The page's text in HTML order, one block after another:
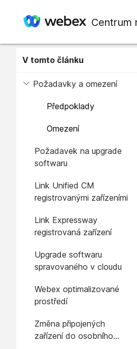
Centrum
V tomto článku
Požadavky a omezení
Předpoklady
Omezení
Požadavek na upgrade
softwaru
Link Unified CM
registrovanými zařízeními
Link Expressway
registrovaná zařízení
Upgrade softwaru
spravovaného v cloudu
Webex optimalizované
prostředí
Změna připojených
zařízení do osobního